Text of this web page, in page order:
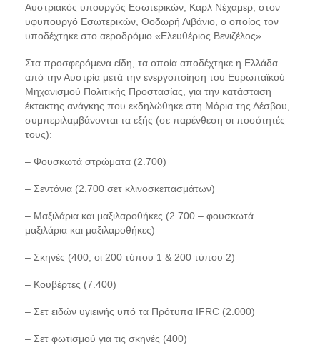
Αυστριακός υπουργός Εσωτερικών, Καρλ Νέχαμερ, στον
υφυπουργό Εσωτερικών, Θοδωρή Λιβάνιο, ο οποίος τον
υποδέχτηκε στο αεροδρόμιο «Ελευθέριος Βενιζέλος».
Στα προσφερόμενα είδη, τα οποία αποδέχτηκε η Ελλάδα
από την Αυστρία μετά την ενεργοποίηση του Ευρωπαϊκού
Μηχανισμού Πολιτικής Προστασίας, για την κατάσταση
έκτακτης ανάγκης που εκδηλώθηκε στη Μόρια της Λέσβου,
συμπεριλαμβάνονται τα εξής (σε παρένθεση οι ποσότητές
τους):
– Φουσκωτά στρώματα (2.700)
– Σεντόνια (2.700 σετ κλινοσκεπασμάτων)
– Μαξιλάρια και μαξιλαροθήκες (2.700 – φουσκωτά
μαξιλάρια και μαξιλαροθήκες)
– Σκηνές (400, οι 200 τύπου 1 & 200 τύπου 2)
– Κουβέρτες (7.400)
– Σετ ειδών υγιεινής υπό τα Πρότυπα IFRC (2.000)
– Σετ φωτισμού για τις σκηνές (400)